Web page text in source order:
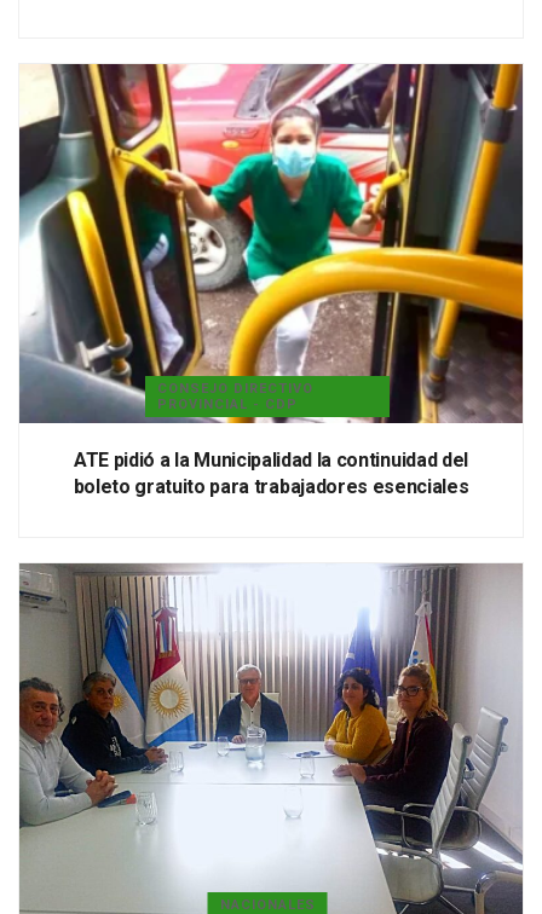
CONSEJO DIRECTIVO
PROVINCIAL - CDP
ATE pidió a la Municipalidad la continuidad del
boleto gratuito para trabajadores esenciales
NACIONALES